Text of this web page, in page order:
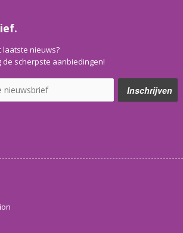
laatste nieuws?
de scherpste aanbiedingen!